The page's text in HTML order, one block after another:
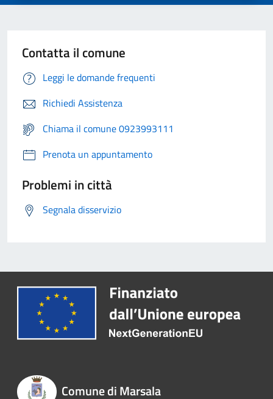
Contatta il comune
Leggi le domande frequenti
Richiedi Assistenza
Chiama il comune 0923993111
Prenota un appuntamento
Problemi in città
Segnala disservizio
Comune di Marsala